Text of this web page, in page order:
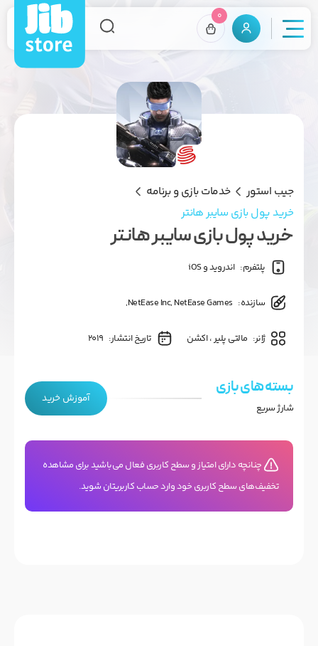
0
جیب استور
خدمات بازی و برنامه
خرید پول بازی سایبر هانتر
خرید پول بازی سایبر هانتر
پلتفرم: اندروید و iOS
سازنده: NetEase Inc, NetEase Games,
ژانر: مالتی پلیر ، اکشن تاریخ انتشار: 2019
بسته های بازی
شارژ سریع
آموزش خرید
چنانچه دارای امتیاز و سطح کاربری فعال می‌باشید برای مشاهده
تخفیف‌های سطح کاربری خود وارد حساب کاربریتان شوید.